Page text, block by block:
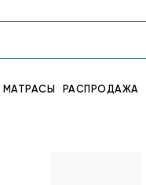
РАСПРОДАЖА